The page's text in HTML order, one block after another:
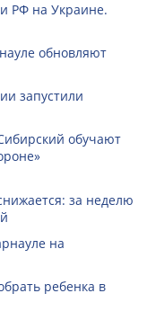
РФ на Украине.
обновляют
запустили
обучают
за неделю
на
ребенка в